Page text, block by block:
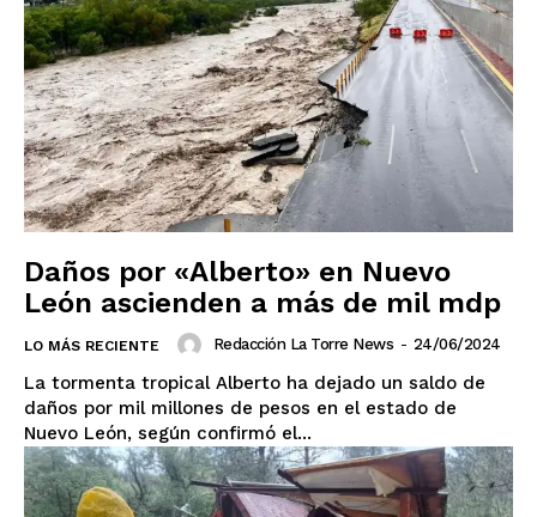
SUSCRIBIRSE
Estados
Aguascalientes Baja California
Daños por «Alberto» en Nuevo
León ascienden a más de mil mdp
LO MÁS RECIENTE Redacción La Torre News - 24/06/2024
La tormenta tropical Alberto ha dejado un saldo de
daños por mil millones de pesos en el estado de
Nuevo León, según confirmó el...